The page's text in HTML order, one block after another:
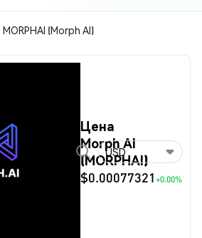
MORPHAI (Morph AI)
Цена
Morph AI
(MORPHAI)
$0.00077321 +0.00%
USD